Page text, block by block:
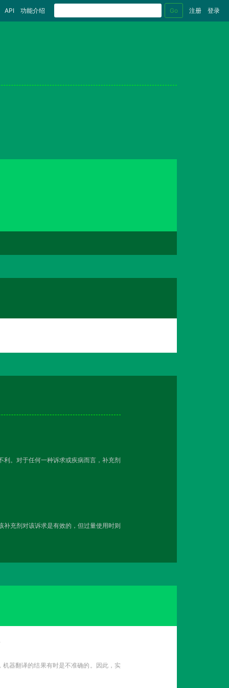
API 功能介绍 Go 注册 登录
利。对于任何一种诉求或疾病而言，补充剂
补充剂对该诉求是有效的，但过量使用时则
器翻译的结果有时是不准确的。因此，实